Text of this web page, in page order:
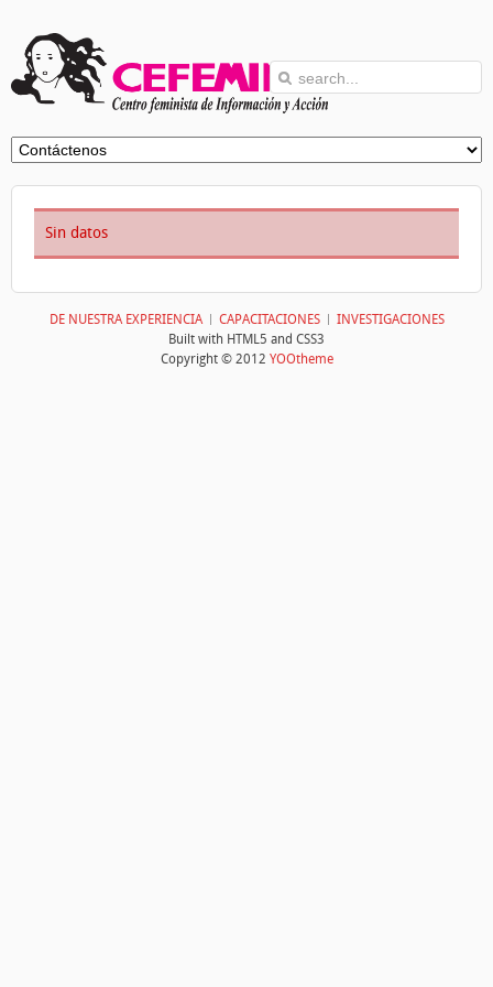
Sin datos
DE NUESTRA EXPERIENCIA CAPACITACIONES
INVESTIGACIONES
Built with HTML5 and CSS3
Copyright © 2012 YOOtheme